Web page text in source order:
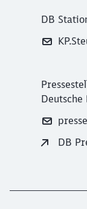
DB
Deutsche
DB